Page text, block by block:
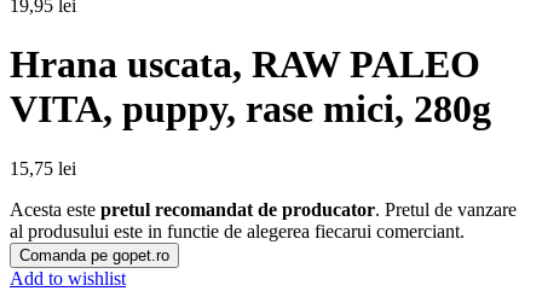
19,95 lei
Hrana uscata, RAW PALEO
VITA, puppy, rase mici, 280g
15,75 lei
Acesta este pretul recomandat de producator. Pretul de vanzare
al produsului este in functie de alegerea fiecarui comerciant.
Comanda pe gopet.ro
Add to wishlist